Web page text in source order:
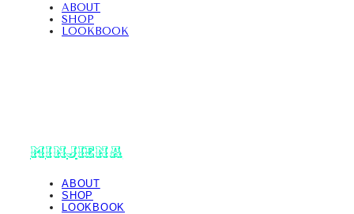
ABOUT
SHOP
LOOKBOOK
minjiena
ABOUT
SHOP
LOOKBOOK